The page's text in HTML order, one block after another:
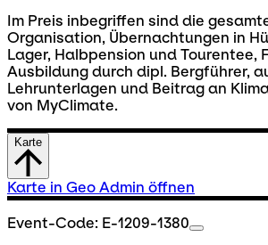
Im Preis inbegriffen sind die
Organisation, Übernachtungen in
Lager, Halbpension und Tourentee,
Ausbildung durch dipl. Bergführer,
Lehrunterlagen und Beitrag an
von MyClimate.
Karte
Karte in Geo Admin öffnen
Event-Code: E-1209-1380